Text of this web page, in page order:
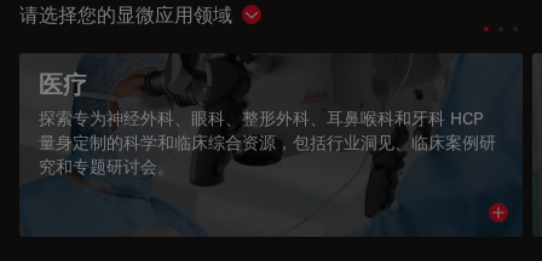
请选择您的显微应用领域 Show subnavigation
医疗
探索专为神经外科、眼科、整形外科、耳鼻喉科和牙科 HCP
量身定制的科学和临床综合资源，包括行业洞见、临床案例研
究和专题研讨会。